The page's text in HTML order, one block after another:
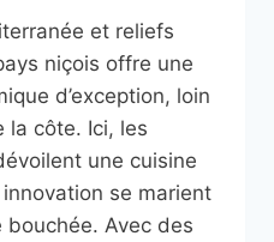
et reliefs
niçois offre une
d’exception, loin
la côte. Ici, les
une cuisine
se marient
bouchée. Avec des